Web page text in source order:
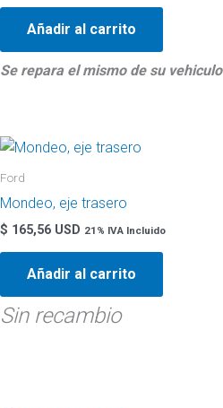
Añadir al carrito
Se repara el mismo de su vehiculo
Ford
Mondeo, eje trasero
$ 165,56 USD 21% IVA Incluido
Añadir al carrito
Sin recambio